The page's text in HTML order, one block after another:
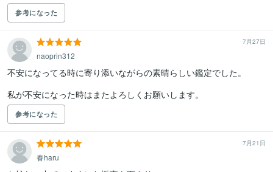
参考になった
7月27日
naoprin312
不安になってる時に寄り添いながらの素晴らしい鑑定でした。
私が不安になった時はまたよろしくお願いします。
参考になった
7月21日
春haru